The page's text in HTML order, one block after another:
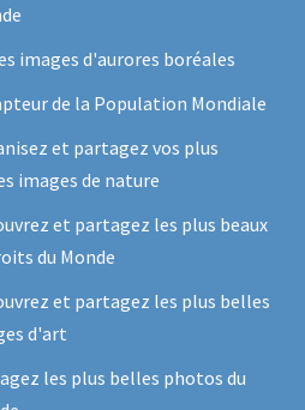
images d'aurores boréales
de la Population Mondiale
et partagez vos plus
images de nature
et partagez les plus beaux
du Monde
et partagez les plus belles
d'art
les plus belles photos du